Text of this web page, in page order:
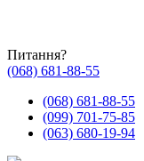
Питання?
(068) 681-88-55
(068) 681-88-55
(099) 701-75-85
(063) 680-19-94